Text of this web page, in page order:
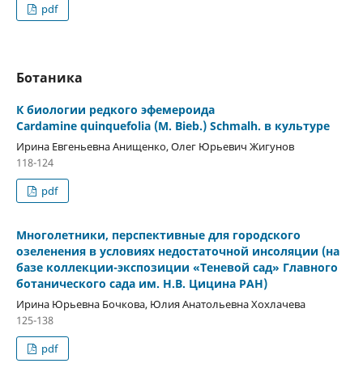
pdf
Ботаника
К биологии редкого эфемероида
Cardamine quinquefolia (M. Bieb.) Schmalh. в культуре
Ирина Евгеньевна Анищенко, Олег Юрьевич Жигунов
118-124
pdf
Многолетники, перспективные для городского
озеленения в условиях недостаточной инсоляции (на
базе коллекции-экспозиции «Теневой сад» Главного
ботанического сада им. Н.В. Цицина РАН)
Ирина Юрьевна Бочкова, Юлия Анатольевна Хохлачева
125-138
pdf